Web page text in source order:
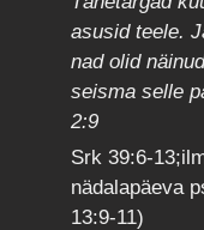
asusid teele.
nad olid
seisma selle
2:9
Srk 39:6-
nädalapäeva
13:9-11)